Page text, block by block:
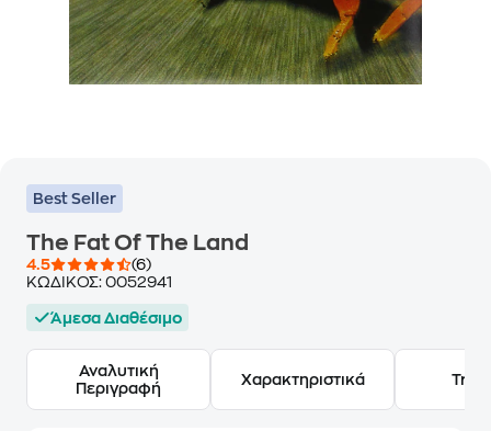
Best Seller
The Fat Of The Land
4.5
(6)
ΚΩΔΙΚΟΣ: 0052941
Άμεσα Διαθέσιμο
Αναλυτική
Περιγραφή
Χαρακτηριστικά